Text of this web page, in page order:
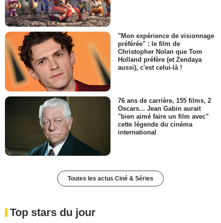
"Mon expérience de visionnage
préférée" : le film de
Christopher Nolan que Tom
Holland préfère (et Zendaya
aussi), c'est celui-là !
76 ans de carrière, 155 films, 2
Oscars... Jean Gabin aurait
"bien aimé faire un film avec"
cette légende du cinéma
international
Toutes les actus Ciné & Séries
Top stars du jour